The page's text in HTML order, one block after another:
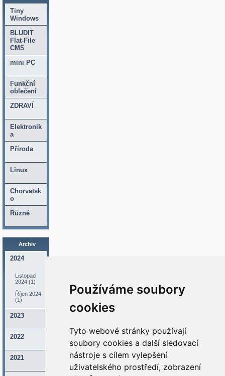
Používáme soubory
cookies
Tyto webové stránky používají
soubory cookies a další sledovací
nástroje s cílem vylepšení
uživatelského prostředí, zobrazení
Tiny
Windows
BLUDIT
Flat-File
CMS
mini PC
Funkční
oblečení
ZDRAVÍ
Elektronik
a
Příroda
Linux
Chorvatsk
o
Různé
Archiv
2024
Listopad
2024 (1)
Říjen 2024
(1)
2023
2022
2021